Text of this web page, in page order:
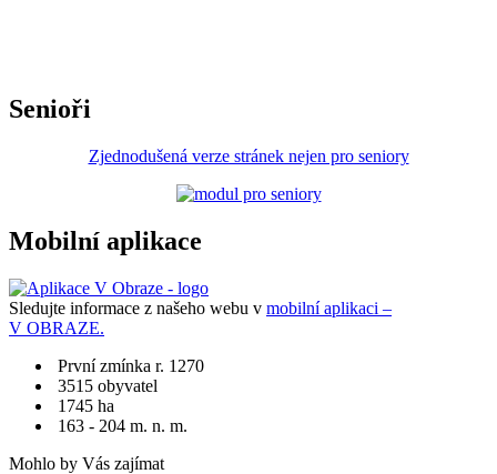
Senioři
Zjednodušená verze stránek nejen pro seniory
Mobilní aplikace
Sledujte informace z našeho webu v mobilní aplikaci –
V OBRAZE.
První zmínka r. 1270
3515 obyvatel
1745 ha
163 - 204 m. n. m.
Mohlo by Vás zajímat